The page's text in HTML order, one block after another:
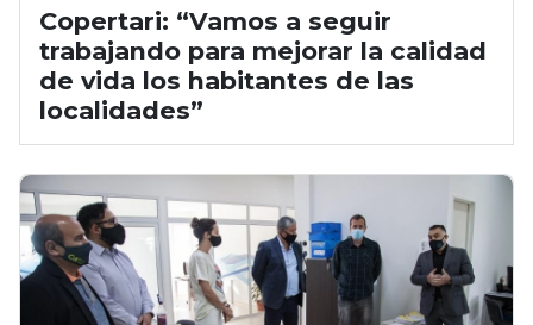
Copertari: “Vamos a seguir
trabajando para mejorar la calidad
de vida los habitantes de las
localidades”